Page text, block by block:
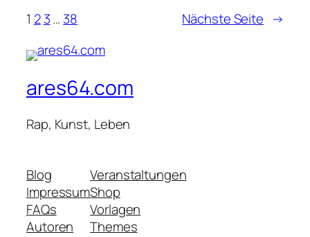
1 2 3… 38 Nächste Seite →
ares64.com
Rap, Kunst, Leben
Blog
Impressum
FAQs
Autoren
Veranstaltungen
Shop
Vorlagen
Themes